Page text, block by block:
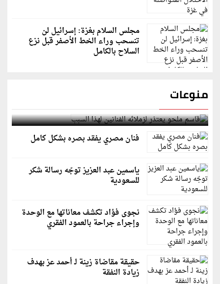
مجلس السلام بغزة: إسرائيل لن
تنسحب وراء الخط الأصفر قبل نزع
السلاح بالكامل
منوعات
قاسم ملحو يعتذر لزملائه الفنانين لهذا السبب
فنان مصري يفقد بصره بشكل كامل
ياسمين عبد العزيز توجّه رسالة شكر
للسعودية
نجوى فؤاد تكشف معاناتها مع الوحدة
وإجراء جراحة بالعمود الفقري
حقيقة مقاضاة زينة لـ أحمد عز بهدف
زيادة النفقة